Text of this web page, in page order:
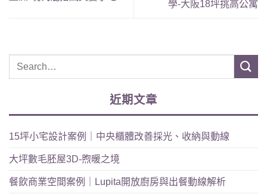
學-大阪18坪挑高公寓
近期文章
15坪小宅設計案例｜中央櫃體改善採光、收納與動線
大坪數毛胚屋3D-煦暖之境
餐飲商業空間案例｜Lupita開放廚房與出餐動線解析